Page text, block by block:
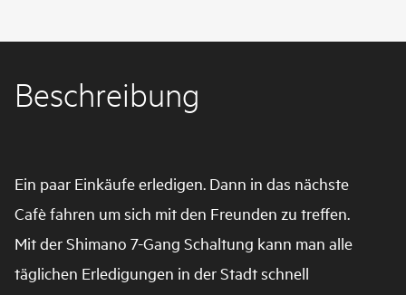
Beschreibung
Ein paar Einkäufe erledigen. Dann in das nächste
Cafè fahren um sich mit den Freunden zu treffen.
Mit der Shimano 7-Gang Schaltung kann man alle
täglichen Erledigungen in der Stadt schnell